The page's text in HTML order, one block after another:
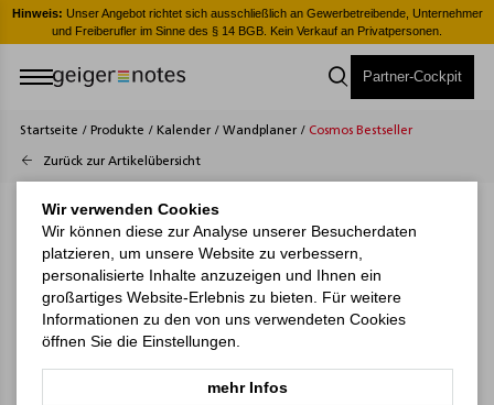
Hinweis: Unser Angebot richtet sich ausschließlich an Gewerbetreibende, Unternehmer
und Freiberufler im Sinne des § 14 BGB. Kein Verkauf an Privatpersonen.
Partner-Cockpit
Startseite / Produkte / Kalender / Wandplaner / Cosmos Bestseller
Zurück zur Artikelübersicht
Wir verwenden Cookies
Wir können diese zur Analyse unserer Besucherdaten
platzieren, um unsere Website zu verbessern,
personalisierte Inhalte anzuzeigen und Ihnen ein
großartiges Website-Erlebnis zu bieten. Für weitere
Informationen zu den von uns verwendeten Cookies
öffnen Sie die Einstellungen.
mehr Infos